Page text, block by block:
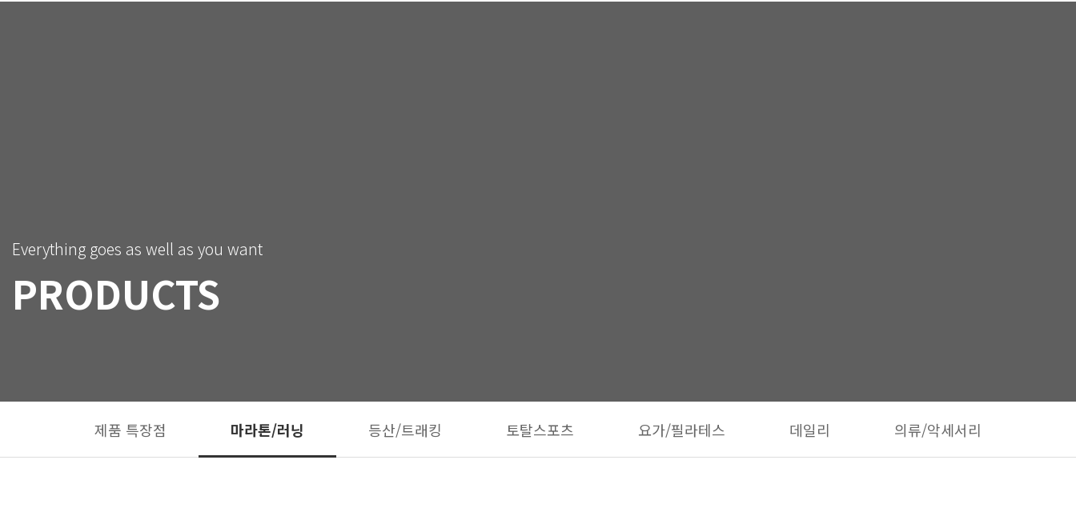
Everything goes as well as you want
PRODUCTS
제품 특장점 마라톤/러닝 등산/트래킹 토탈스포츠 요가/필라테스 데일리 의류/악세서리